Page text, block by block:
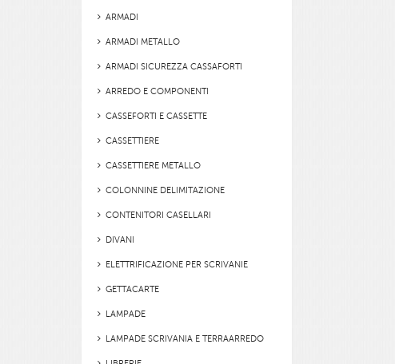
ARMADI
ARMADI METALLO
ARMADI SICUREZZA CASSAFORTI
ARREDO E COMPONENTI
CASSEFORTI E CASSETTE
CASSETTIERE
CASSETTIERE METALLO
COLONNINE DELIMITAZIONE
CONTENITORI CASELLARI
DIVANI
ELETTRIFICAZIONE PER SCRIVANIE
GETTACARTE
LAMPADE
LAMPADE SCRIVANIA E TERRAARREDO